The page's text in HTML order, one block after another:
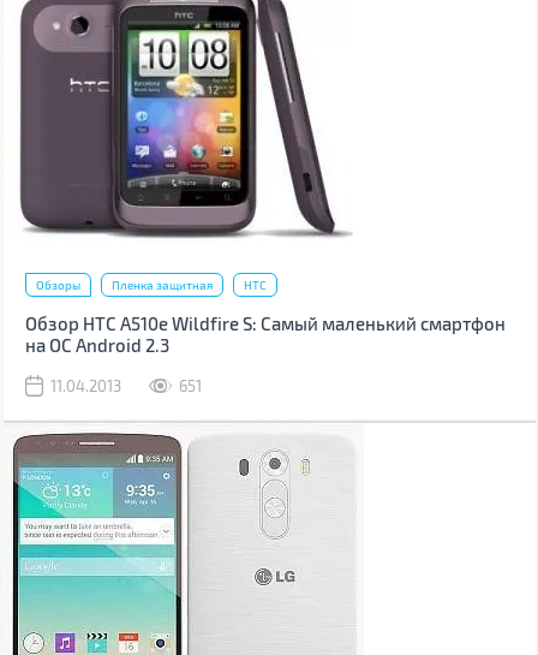
Обзоры Пленка защитная HTC
Обзор HTC A510e Wildfire S: Самый маленький смартфон
на ОС Android 2.3
11.04.2013 651